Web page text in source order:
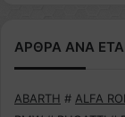
ΑΡΘΡΑ ΑΝΑ
ABARTH # ALFA